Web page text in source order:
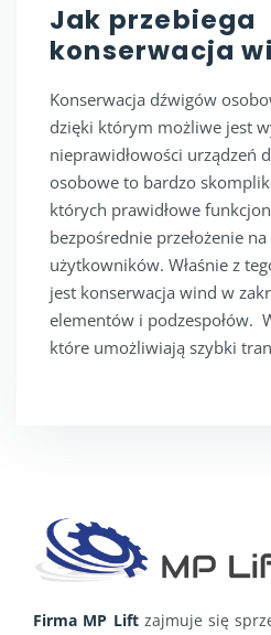
Jak przebiega
konserwacja
Konserwacja dźwigów
dzięki którym możliwe jest
nieprawidłowości urządzeń
osobowe to bardzo
których prawidłowe
bezpośrednie przełożenie
użytkowników. Właśnie z
jest konserwacja wind w
elementów i podzespołów.
które umożliwiają szybki
Firma MP Liftzajmuje się